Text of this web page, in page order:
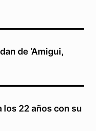
de ‘Amigui,
los 22 años con su